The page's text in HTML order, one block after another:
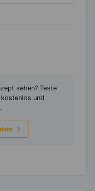
sehen? Teste
und